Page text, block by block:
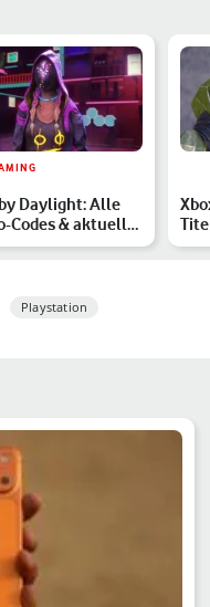
Daylight: Alle
Codes & aktuelle
im März 2026
Playstation